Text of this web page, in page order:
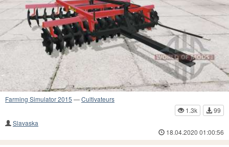
Farming Simulator 2015 —Cultivateurs
1.3k
99
Slavaska
18.04.2020 01:00:56